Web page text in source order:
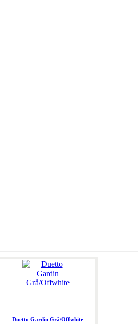
Duetto Gardin Grå/Offwhite